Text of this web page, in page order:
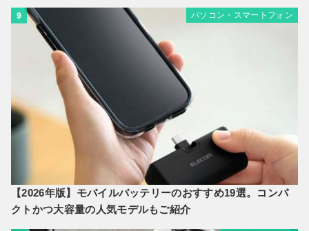
9 パソコン・スマートフォン
【2026年版】モバイルバッテリーのおすすめ19選。コンパ
クトかつ大容量の人気モデルもご紹介